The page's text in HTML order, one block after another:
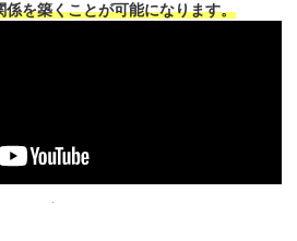
を築くことが可能になります。